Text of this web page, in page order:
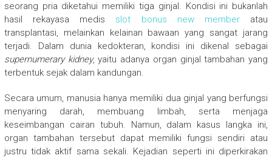
seorang pria diketahui memiliki tiga ginjal. Kondisi ini bukanlah
hasil rekayasa medis slot bonus new member atau
transplantasi, melainkan kelainan bawaan yang sangat jarang
terjadi. Dalam dunia kedokteran, kondisi ini dikenal sebagai
supernumerary kidney, yaitu adanya organ ginjal tambahan yang
terbentuk sejak dalam kandungan.
Secara umum, manusia hanya memiliki dua ginjal yang berfungsi
menyaring darah, membuang limbah, serta menjaga
keseimbangan cairan tubuh. Namun, dalam kasus langka ini,
organ tambahan tersebut dapat memiliki fungsi sendiri atau
justru tidak aktif sama sekali. Kejadian seperti ini diperkirakan